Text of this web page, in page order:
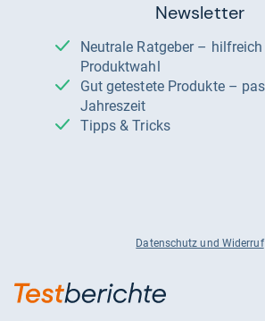
Newsletter
Neutrale Ratgeber – hilfreich für Ihre
Produktwahl
Gut getestete Produkte – passend zur
Jahreszeit
Tipps & Tricks
Datenschutz und Widerruf